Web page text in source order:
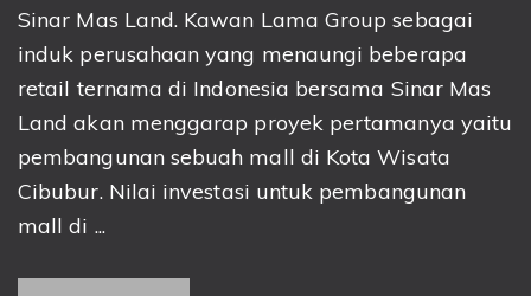
Sinar Mas Land. Kawan Lama Group sebagai
induk perusahaan yang menaungi beberapa
retail ternama di Indonesia bersama Sinar Mas
Land akan menggarap proyek pertamanya yaitu
pembangunan sebuah mall di Kota Wisata
Cibubur. Nilai investasi untuk pembangunan
mall di ...